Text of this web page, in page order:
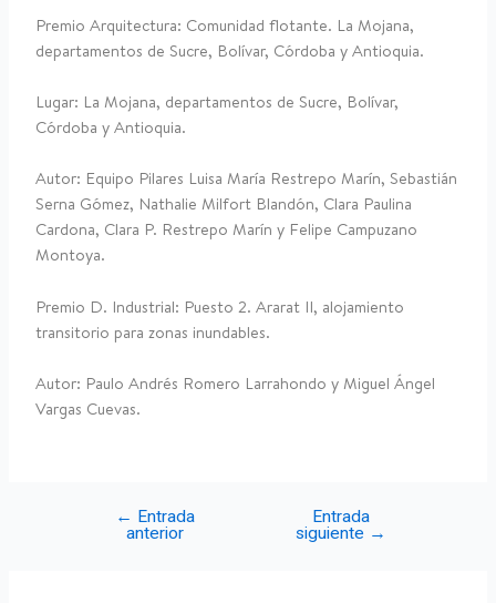
Premio Arquitectura: Comunidad flotante. La Mojana,
departamentos de Sucre, Bolívar, Córdoba y Antioquia.
Lugar: La Mojana, departamentos de Sucre, Bolívar,
Córdoba y Antioquia.
Autor: Equipo Pilares Luisa María Restrepo Marín, Sebastián
Serna Gómez, Nathalie Milfort Blandón, Clara Paulina
Cardona, Clara P. Restrepo Marín y Felipe Campuzano
Montoya.
Premio D. Industrial: Puesto 2. Ararat II, alojamiento
transitorio para zonas inundables.
Autor: Paulo Andrés Romero Larrahondo y Miguel Ángel
Vargas Cuevas.
← Entrada
anterior
Entrada
siguiente →